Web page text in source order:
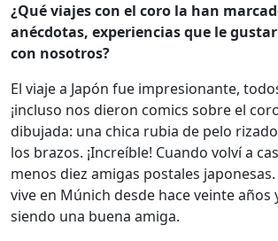
¿Qué viajes con el coro la han
anécdotas, experiencias que le
con nosotros?
El viaje a Japón fue impresionante,
¡incluso nos dieron comics sobre el
dibujada: una chica rubia de pelo
los brazos. ¡Increíble! Cuando volví a
menos diez amigas postales
vive en Múnich desde hace veinte años
siendo una buena amiga.